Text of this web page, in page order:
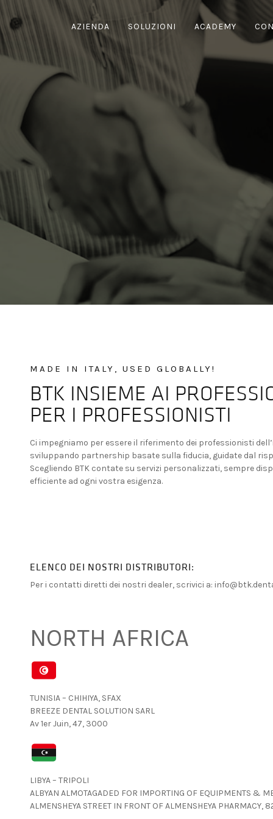
AZIENDA SOLUZIONI ACADEMY
MADE IN ITALY, USED GLOBALLY!
BTK INSIEME AI
PER I PROFESSIONISTI
Ci impegniamo per essere il riferimento dei professionisti
sviluppando partnership basate sulla fiducia, guidate dal
Scegliendo BTK contate su servizi personalizzati, sempre
efficiente ad ogni vostra esigenza.
ELENCO DEI NOSTRI DISTRIBUTORI:
Per i contatti diretti dei nostri dealer, scrivici a:
NORTH AFRICA
TUNISIA – CHIHIYA, SFAX
BREEZE DENTAL SOLUTION SARL
Av 1er Juin, 47, 3000
LIBYA – TRIPOLI
ALBYAN ALMOTAGADED FOR IMPORTING OF EQUIPMENTS &
ALMENSHEYA STREET IN FRONT OF ALMENSHEYA PHARMACY,